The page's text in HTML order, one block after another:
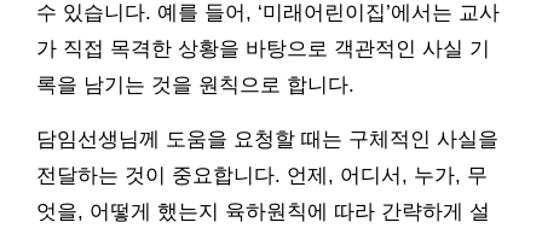
수 있습니다. 예를 들어, ‘미래어린이집’에서는 교사
가 직접 목격한 상황을 바탕으로 객관적인 사실 기
록을 남기는 것을 원칙으로 합니다.
담임선생님께 도움을 요청할 때는 구체적인 사실을
전달하는 것이 중요합니다. 언제, 어디서, 누가, 무
엇을, 어떻게 했는지 육하원칙에 따라 간략하게 설